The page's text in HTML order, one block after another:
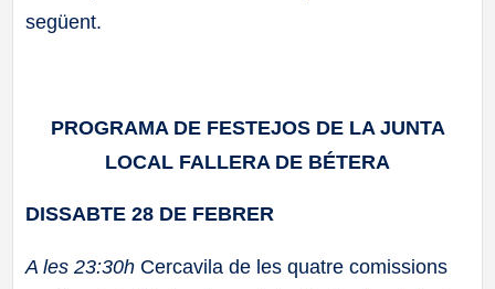
següent.
PROGRAMA DE FESTEJOS DE LA JUNTA
LOCAL FALLERA DE BÉTERA
DISSABTE 28 DE FEBRER
A les 23:30h Cercavila de les quatre comissions